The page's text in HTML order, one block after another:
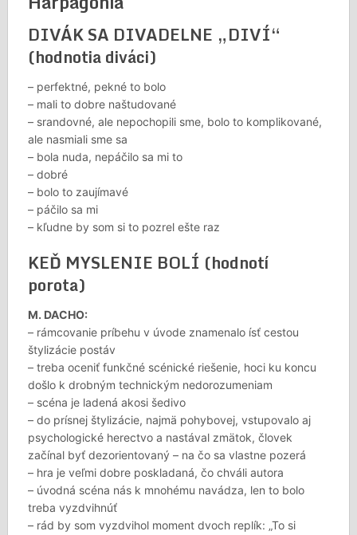
DIVÁK SA DIVADELNE „DIVÍ“
(hodnotia diváci)
– perfektné, pekné to bolo
– mali to dobre naštudované
– srandovné, ale nepochopili sme, bolo to komplikované,
ale nasmiali sme sa
– bola nuda, nepáčilo sa mi to
– dobré
– bolo to zaujímavé
– páčilo sa mi
– kľudne by som si to pozrel ešte raz
KEĎ MYSLENIE BOLÍ (hodnotí
porota)
M. DACHO:
– rámcovanie príbehu v úvode znamenalo ísť cestou
štylizácie postáv
– treba oceniť funkčné scénické riešenie, hoci ku koncu
došlo k drobným technickým nedorozumeniam
– scéna je ladená akosi šedivo
– do prísnej štylizácie, najmä pohybovej, vstupovalo aj
psychologické herectvo a nastával zmätok, človek
začínal byť dezorientovaný – na čo sa vlastne pozerá
– hra je veľmi dobre poskladaná, čo chváli autora
– úvodná scéna nás k mnohému navádza, len to bolo
treba vyzdvihnúť
– rád by som vyzdvihol moment dvoch replík: „To si